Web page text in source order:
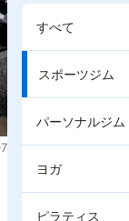
すべて
スポーツジム
パーソナルジム
ヨガ
ピラティス